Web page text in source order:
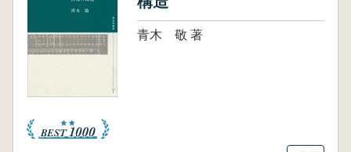
青木 敬 著